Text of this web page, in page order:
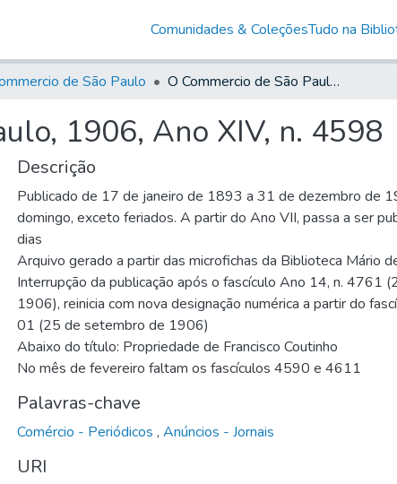
Comunidades & ColeçõesTudo na
de São Paulo O Commercio de São Paulo, 1906, Ano XIV, n. 4598
1906, Ano XIV, n. 4598
Descrição
Publicado de 17 de janeiro de 1893 a 31 de dezembro de
domingo, exceto feriados. A partir do Ano VII, passa a ser
dias
Arquivo gerado a partir das microfichas da Biblioteca Mário
Interrupção da publicação após o fascículo Ano 14, n. 4761
1906), reinicia com nova designação numérica a partir do
01 (25 de setembro de 1906)
Abaixo do título: Propriedade de Francisco Coutinho
No mês de fevereiro faltam os fascículos 4590 e 4611
Palavras-chave
Comércio - Periódicos , Anúncios - Jornais
URI